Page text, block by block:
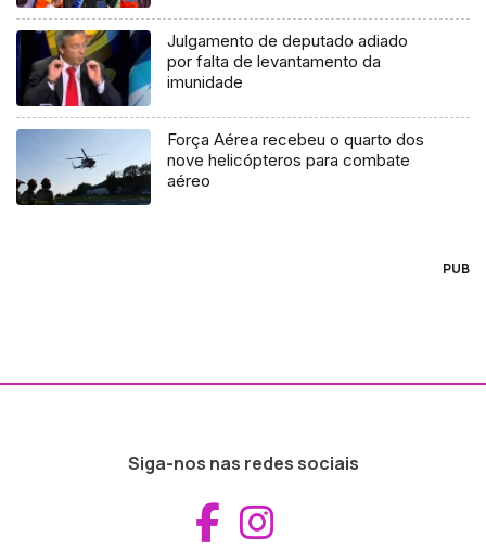
Julgamento de deputado adiado
por falta de levantamento da
imunidade
Força Aérea recebeu o quarto dos
nove helicópteros para combate
aéreo
PUB
Siga-nos nas redes sociais
Aceder ao